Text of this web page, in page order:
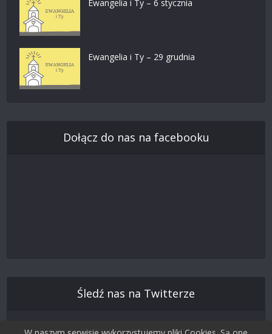
Ewangelia i Ty – 6 stycznia
Ewangelia i Ty – 29 grudnia
Dołącz do nas na facebooku
Śledź nas na Twitterze